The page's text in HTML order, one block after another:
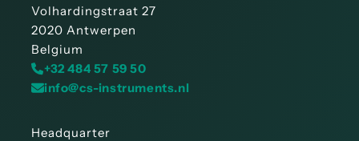
Volhardingstraat 27
2020 Antwerpen
Belgium
+32 484 57 59 50
info@cs-instruments.nl
Headquarter